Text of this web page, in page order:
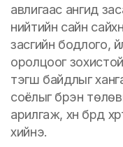
авлигаас ангид
нийтийн сайн
засгийн бодлого,
оролцоог
тэгш байдлыг
соёлыг бүрэн
арилгаж, хүн бүрд
хийнэ.